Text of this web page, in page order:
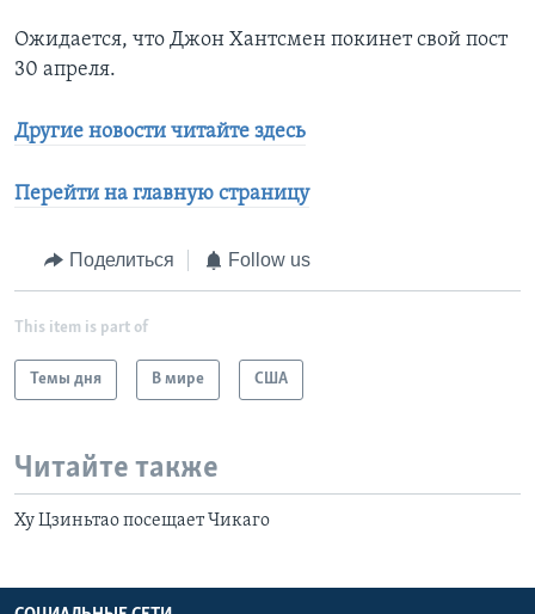
Ожидается, что Джон Хантсмен покинет свой пост
30 апреля.
Другие новости читайте здесь
Перейти на главную страницу
Поделиться Follow us
This item is part of
Темы дня В мире США
Читайте также
Ху Цзиньтао посещает Чикаго